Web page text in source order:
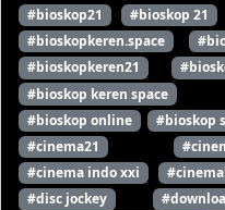
#bioskop21 #bioskop 21
#bioskopkeren.space
#bioskopkeren21
#bioskop keren space
#bioskop online
#bioskop
#cinema21
#cinema indo xxi
#disc jockey